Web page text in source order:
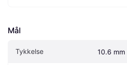
Mål
Tykkelse 10.6 mm